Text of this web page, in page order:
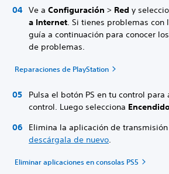
Ve a Configuración > Red y
a Internet. Si tienes problemas con
guía a continuación para conocer
de problemas.
Reparaciones de PlayStation
Pulsa el botón PS en tu control
control. Luego selecciona
Elimina la aplicación de
descárgala de nuevo.
Eliminar aplicaciones en consolas PS5